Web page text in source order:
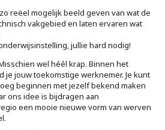
reëel mogelijk beeld geven van wat de
vakgebied en laten ervaren wat
jullie hard nodig!
wel héél krap. Binnen het
jouw toekomstige werknemer. Je kunt
beginnen met jezelf bekend maken
ons idee is bijdragen aan
een mooie nieuwe vorm van werven